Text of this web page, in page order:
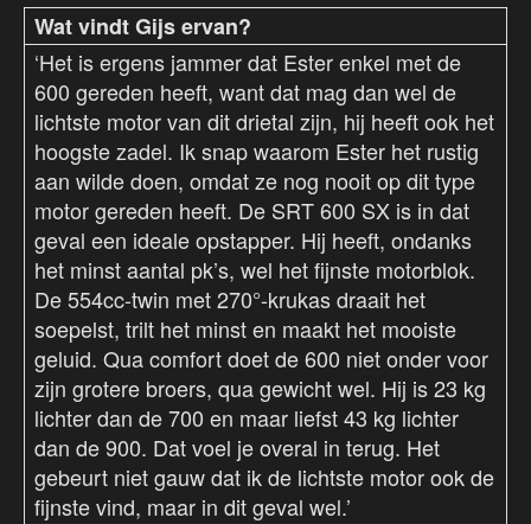
Wat vindt Gijs ervan?
‘Het is ergens jammer dat Ester enkel met de
600 gereden heeft, want dat mag dan wel de
lichtste motor van dit drietal zijn, hij heeft ook het
hoogste zadel. Ik snap waarom Ester het rustig
aan wilde doen, omdat ze nog nooit op dit type
motor gereden heeft. De SRT 600 SX is in dat
geval een ideale opstapper. Hij heeft, ondanks
het minst aantal pk’s, wel het fijnste motorblok.
De 554cc-twin met 270°-krukas draait het
soepelst, trilt het minst en maakt het mooiste
geluid. Qua comfort doet de 600 niet onder voor
zijn grotere broers, qua gewicht wel. Hij is 23 kg
lichter dan de 700 en maar liefst 43 kg lichter
dan de 900. Dat voel je overal in terug. Het
gebeurt niet gauw dat ik de lichtste motor ook de
fijnste vind, maar in dit geval wel.’